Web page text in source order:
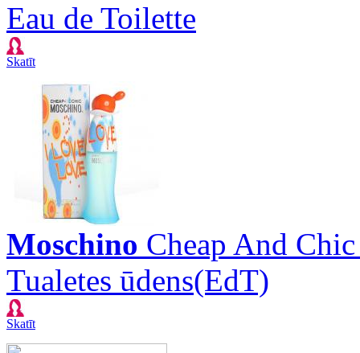
Eau de Toilette
Skatīt
Moschino Cheap And
Tualetes ūdens(EdT)
Skatīt